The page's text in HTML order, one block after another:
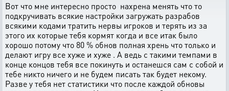
Вот что мне интересно просто нахрена менять что то
подкручивать всякие настройки загружать разрабов
всякими кодами тратить нервы игроков и терять из за
этого их которые тебя кормят когда и все итак было
хорошо потому что 80 % обнов полная хрень что только и
делают игру все хуже и хуже . А ведь с такими темпами в
конце концов тебя все покинуть и останешся сам с собой и
тебе никто ничего и не будем писать так будет некому.
Разве у тебя нет статистики что после каждой обновы